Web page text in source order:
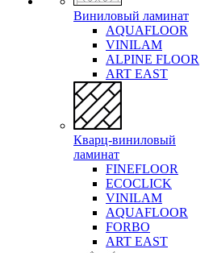
Виниловый ламинат
AQUAFLOOR
VINILAM
ALPINE FLOOR
ART EAST
Кварц-виниловый
ламинат
FINEFLOOR
ECOCLICK
VINILAM
AQUAFLOOR
FORBO
ART EAST